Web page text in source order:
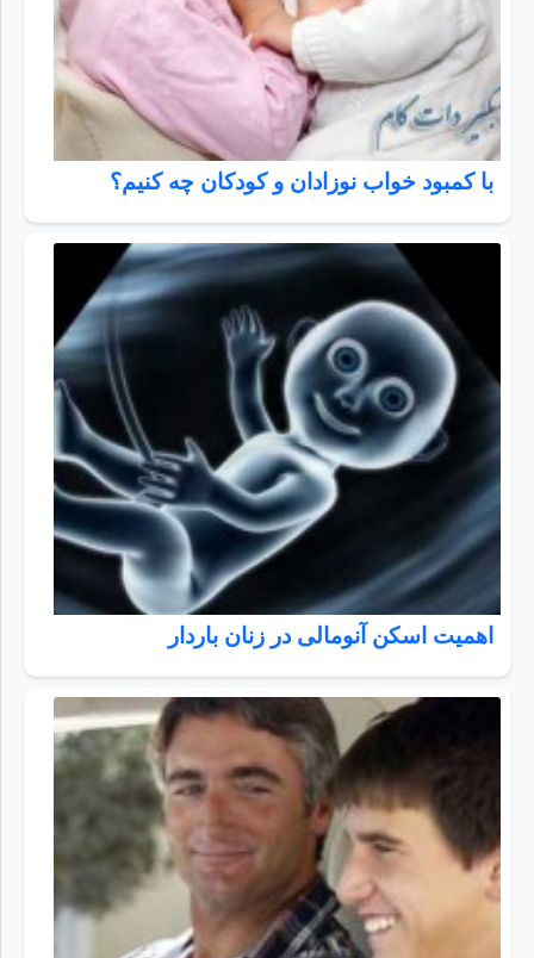
با کمبود خواب نوزادان و کودکان چه کنیم؟
اهمیت اسکن آنومالی در زنان باردار